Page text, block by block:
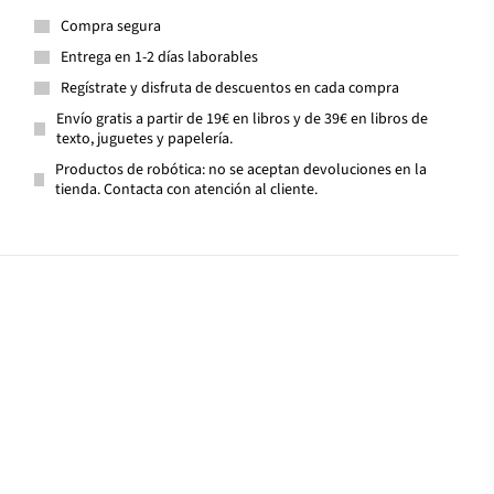
Compra segura
Entrega en 1-2 días laborables
Regístrate y disfruta de descuentos en cada compra
Envío gratis a partir de 19€ en libros y de 39€ en libros de
texto, juguetes y papelería.
Productos de robótica: no se aceptan devoluciones en la
tienda. Contacta con atención al cliente.